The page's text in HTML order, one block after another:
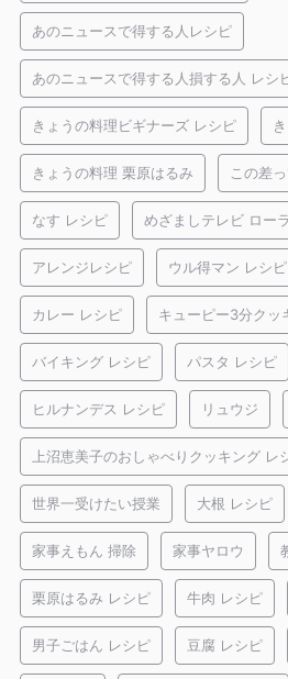
あのニュースで得する人レシピ
あのニュースで得する人損する人 レシ
きょうの料理ビギナーズ レシピ
きょうの料理 栗原はるみ この差
なす レシピ めざましテレビ ロー
アレンジレシピ ウル得マン レシピ
カレー レシピ キューピー3分クッ
バイキング レシピ パスタ レシピ
ヒルナンデス レシピ リュウジ
上沼恵美子のおしゃべりクッキング レ
世界一受けたい授業 大根 レシピ
家事えもん 掃除 家事ヤロウ
栗原はるみ レシピ 牛肉 レシピ
男子ごはん レシピ 豆腐 レシピ